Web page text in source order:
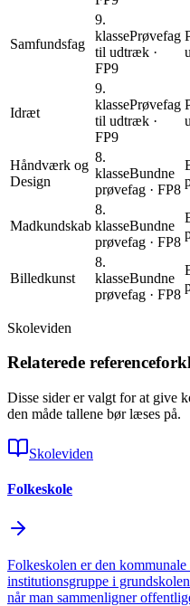
Samfundsfag
9.
klassePrøvefag
til udtræk ·
FP9
Idræt
9.
klassePrøvefag
til udtræk ·
FP9
Håndværk og
Design
8.
klasseBundne
prøvefag · FP8
Madkundskab
8.
klasseBundne
prøvefag · FP8
Billedkunst
8.
klasseBundne
prøvefag · FP8
Skoleviden
Relaterede
Disse sider er valgt for at give
den måde tallene bør læses på.
Skoleviden
Folkeskole
Folkeskolen er den
institutionsgruppe i
når man sammenligner